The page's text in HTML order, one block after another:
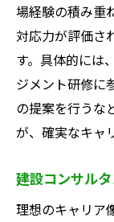
場経験の積み重
対応力が評価さ
す。具体的には
ジメント研修に
の提案を行うな
が、確実なキャ
建設コンサル
理想のキャリア